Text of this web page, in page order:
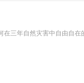
三年自然灾害中自由自